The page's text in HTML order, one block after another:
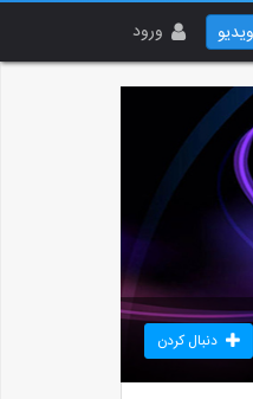
ورود
دنبال کردن